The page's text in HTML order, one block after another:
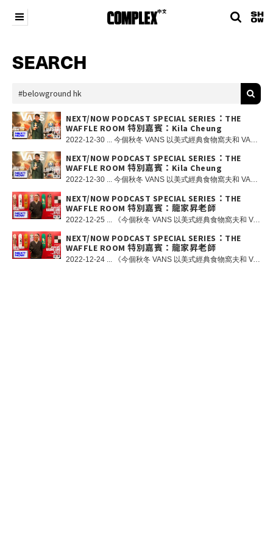
SEARCH
NEXT/NOW PODCAST SPECIAL SERIES：THE
WAFFLE ROOM 特別嘉賓：Kila Cheung
2022-12-30 ... 今個秋冬 VANS 以美式經典食物窩夫和 VANS 經典的 Waffle 鞋底為主題舉辦重磅跨界聯乘活動《THE WAFFLE ROOM》，於 BELOWGROUND 打造一所充滿加州風情的期間限定店，集結港、台、日的街頭、玩具和藝術等跨媒體創作勢力，並且夥拍香港玩具和藝術界注目單位 HOW2WORK 帶來一系列破格聯乘玩具和藝術收藏。 早前 VANS 《THE WAFFLE ROOM》活動現場，@complexchinese 團隊再次回到 FM BELOWGROUND 進行直播，帶來 NEXT/NOW PODCAST SPECIAL SERIES：THE WAFFLE ROOM。今集我們邀請到 HOW2WORK 旗下新世代藝術家 Kila Cheung 章柱基！Kila 的創作由繪畫到雕塑都充滿溫暖和療癒的氣息，甚至連日本藝術大師奈良美智亦曾經發文讚揚。在今次《THE WAFFLE ROOM》中他更特別為自己的簽名原創角色小明換上一身滑板裝束！此外， Kila 也是一名滑板愛好者！今集還有香港滑板代表 Chun Chai 與 OG JBS Brian 和我們一同討論滑板與藝術之間的關係！
NEXT/NOW PODCAST SPECIAL SERIES：THE
WAFFLE ROOM 特別嘉賓：Kila Cheung
2022-12-30 ... 今個秋冬 VANS 以美式經典食物窩夫和 VANS 經典的 Waffle 鞋底為主題舉辦重磅跨界聯乘活動《THE WAFFLE ROOM》，於 BELOWGROUND 打造一所充滿加州風情的期間限定店，集結港、台、日的街頭、玩具和藝術等跨媒體創作勢力，並且夥拍香港玩具和藝術界注目單位 HOW2WORK 帶來一系列破格聯乘玩具和藝術收藏。 早前 VANS 《THE WAFFLE ROOM》活動現場，我們再次回到 FM BELOWGROUND 進行直播，帶來 NEXT/NOW PODCAST SPECIAL SERIES：THE WAFFLE ROOM。今集我們邀請到 HOW2WORK 旗下新世代藝術家 Kila Cheung 章柱基！Kila 的創作由繪畫到雕塑都充滿溫暖和療癒的氣息，甚至連日本藝術大師奈良美智亦曾經發文讚揚。在今次《THE WAFFLE ROOM》中他更特別為自己的簽名原創角色小明換上一身滑板裝束！此外， Kila 也是一名滑板愛好者！今集還有香港滑板代表 Chun Chai 與 OG JBS Brian 和我們一同討論滑板與藝術之間的關係！
NEXT/NOW PODCAST SPECIAL SERIES：THE
WAFFLE ROOM 特別嘉賓：龍家昇老師
2022-12-25 ... 《今個秋冬 VANS 以美式經典食物窩夫和 VANS 經典的 Waffle 鞋底為主題舉辦重磅跨界聯乘活動《THE WAFFLE ROOM》，於 BELOWGROUND 打造一所充滿加州風情的期間限定店，集結港、台、日的街頭、玩具和藝術等跨媒體創作勢力，並且夥拍香港玩具和藝術界注目單位 HOW2WORK 帶來一系列破格聯乘玩具和藝術收藏。 在早前《THE WAFFLE ROOM》活動現場，COMPLEX 中文團隊再次回到 FM BELOWGROUND 的錄音室進行直播，帶來 《NEXT/NOW PODCAST SPECIAL SERIES：THE WAFFLE ROOM》，特別邀請到藝術家龍家昇老師作為我們的特別嘉賓！由家昇老師創作的超人氣經典角色 Labubu 與 Zimomo 也是《THE WAFFLE ROOM》主角之一，並且為是次活動換上新裝；在最新一集 NEXT/NOW PODCAST 中將由家昇老師親自分享過往創作的點滴，現可於 COMPLEX 中文的 Youtube 頻道、Spotify 和 Apple Podcast 重溫。各位熱愛滑板、玩具和藝術的朋友請勿錯過！
NEXT/NOW PODCAST SPECIAL SERIES：THE
WAFFLE ROOM 特別嘉賓：龍家昇老師
2022-12-24 ... 《今個秋冬 VANS 以美式經典食物窩夫和 VANS 經典的 Waffle 鞋底為主題舉辦重磅跨界聯乘活動《THE WAFFLE ROOM》，於 BELOWGROUND 打造一所充滿加州風情的期間限定店，集結港、台、日的街頭、玩具和藝術等跨媒體創作勢力，並且夥拍香港玩具和藝術界注目單位 HOW2WORK 帶來一系列破格聯乘玩具和藝術收藏。 在早前《THE WAFFLE ROOM》活動現場，COMPLEX 中文團隊再次回到 FM BELOWGROUND 的錄音室進行直播，帶來 《NEXT/NOW PODCAST SPECIAL SERIES：THE WAFFLE ROOM》，特別邀請到藝術家龍家昇老師作為我們的特別嘉賓！由家昇老師創作的超人氣經典角色 Labubu 與 Zimomo 也是《THE WAFFLE ROOM》主角之一，並且為是次活動換上新裝；在最新一集 NEXT/NOW PODCAST 中將由家昇老師親自分享過往創作的點滴，現可於 COMPLEX 中文的 Youtube 頻道、Spotify 和 Apple Podcast 重溫。各位熱愛滑板、玩具和藝術的朋友請勿錯過！ 在 Instagram 查看這則貼文 COMPLEX 中文（@complexchinese）分享的貼文 此外，各位觀看完影片後更有機會贏得由 VANS 和 HOW2WORK 送出的 VANS x KASING LUNG ZIMOMO SBA ORIGNAL 會場限定 Figure 一隻，各位 ZIMOMO 的粉絲請勿錯過！ 遊戲規則：1. 觀看該影片；2. 請在 @complexchinese Instagram 該影片貼文留言區回覆簡單問題：究竟當年 HOW2WORK 主理人 Howward 是通過什麼渠道邀請龍家昇老師合作的呢？3. 追蹤 @complexchinese、@vanshkg 和 @how2workhk Instagram 專頁；4. 遊戲將於 12 月 30 日 23:00 結束，我們將從答對的留言中隨機選出勝出者；5. 我們將以 DM 方式聯絡勝出者領取獎品：VANS x KASING LUNG ZIMOMO SBA ORIGNAL 會場限定 Figure 一隻。 條款細則：1.只限香港地區人士參與；2.每個帳戶只限參與一次；3.COMPLEX 中文將保留最終決定權。 重要提示：我們不會從除此帳戶以外的任何其他帳戶關注您或向您發送消息。